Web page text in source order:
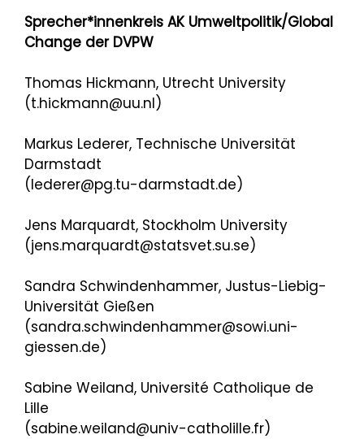
Sprecher*innenkreis AK Umweltpolitik/Global
Change der DVPW
Thomas Hickmann, Utrecht University
(t.hickmann@uu.nl)
Markus Lederer, Technische Universität
Darmstadt
(lederer@pg.tu-darmstadt.de)
Jens Marquardt, Stockholm University
(jens.marquardt@statsvet.su.se)
Sandra Schwindenhammer, Justus-Liebig-
Universität Gießen
(sandra.schwindenhammer@sowi.uni-
giessen.de)
Sabine Weiland, Université Catholique de
Lille
(sabine.weiland@univ-catholille.fr)